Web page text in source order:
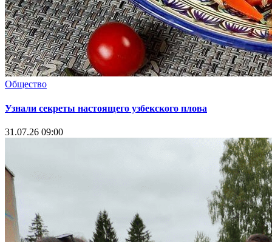
Общество
Узнали секреты настоящего узбекского плова
31.07.26 09:00